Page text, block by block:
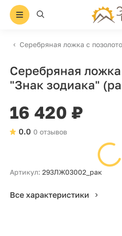
Серебряная ложка с
Серебряная ложка
"Знак зодиака"
16 420 ₽
0 отзывов
0.0
Артикул: 293ЛЖ03002_рак
Все характеристики